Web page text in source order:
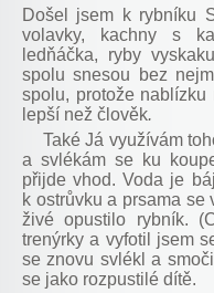
Došel jsem k rybníku
volavky, kachny s
ledňáčka, ryby
spolu snesou bez
spolu, protože
lepší než člověk.
Také Já využívám
a svlékám se ku
přijde vhod. Voda je
k ostrůvku a prsama se
živé opustilo rybník.
trenýrky a vyfotil jsem
se znovu svlékl a
se jako rozpustilé dítě.